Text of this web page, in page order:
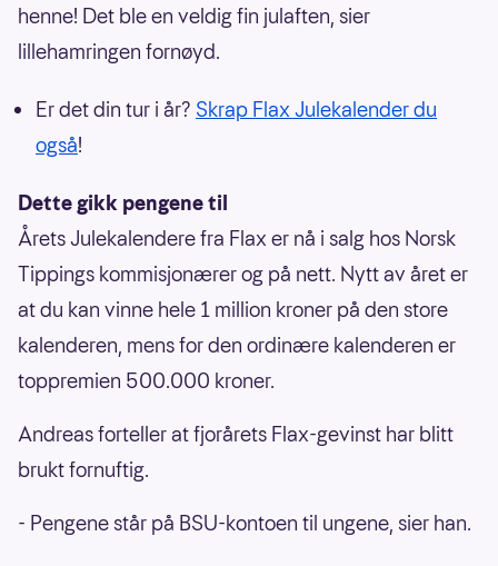
henne! Det ble en veldig fin julaften, sier
lillehamringen fornøyd.
Er det din tur i år? Skrap Flax Julekalender du
også!
Dette gikk pengene til
Årets Julekalendere fra Flax er nå i salg hos Norsk
Tippings kommisjonærer og på nett. Nytt av året er
at du kan vinne hele 1 million kroner på den store
kalenderen, mens for den ordinære kalenderen er
toppremien 500.000 kroner.
Andreas forteller at fjorårets Flax-gevinst har blitt
brukt fornuftig.
- Pengene står på BSU-kontoen til ungene, sier han.